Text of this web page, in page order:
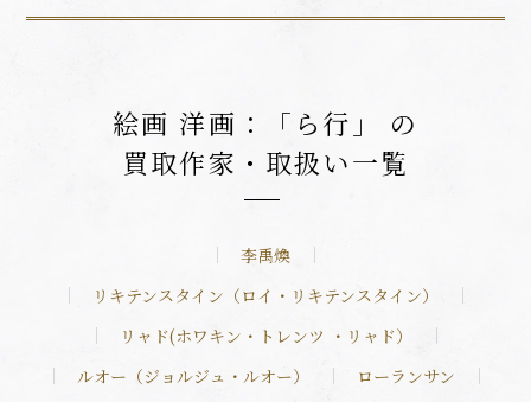
絵画 洋画：「ら行」 の
買取作家・取扱い一覧
李禹煥
リキテンスタイン（ロイ・リキテンスタイン）
リャド(ホワキン・トレンツ ・リャド）
ルオー（ジョルジュ・ルオー）
ローランサン